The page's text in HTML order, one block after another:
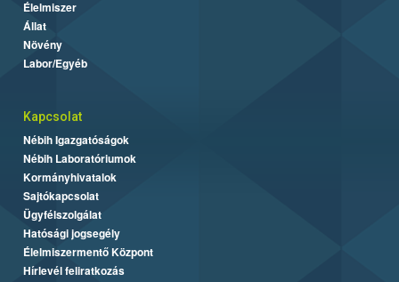
Élelmiszer
Állat
Növény
Labor/Egyéb
Kapcsolat
Nébih Igazgatóságok
Nébih Laboratóriumok
Kormányhivatalok
Sajtókapcsolat
Ügyfélszolgálat
Hatósági jogsegély
Élelmiszermentő Központ
Hírlevél feliratkozás